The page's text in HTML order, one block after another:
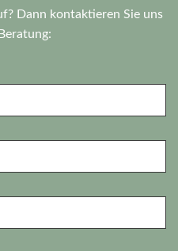
Dann kontaktieren Sie uns